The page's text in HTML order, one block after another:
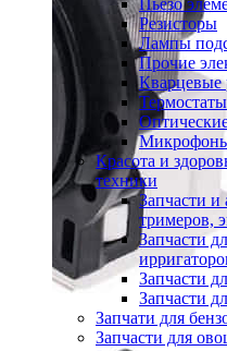
Пьезо
Резисторы
Лампы
Прочие
Кварцевые
Термостаты
Красота и
техники
Запчасти и
тримеров,
Запчасти
Запчасти
Запчасти
Запчати для
Запчасти для